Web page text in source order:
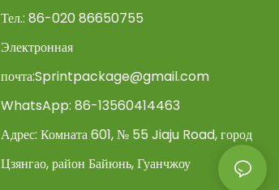
Тел.: 86-020 86650755
Электронная
почта:Sprintpackage@gmail.com
WhatsApp: 86-13560414463
Адрес: Комната 601, № 55 Jiaju Road, город
Цзянгао, район Байюнь, Гуанчжоу